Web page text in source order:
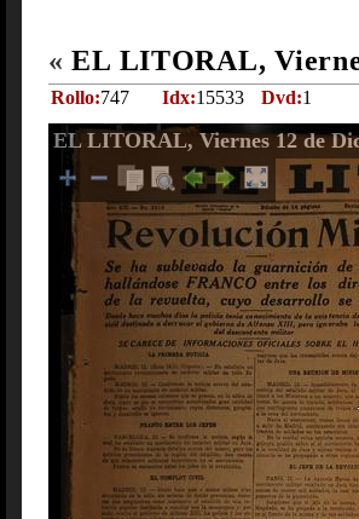
« EL LITORAL,
Rollo:747 Idx:15533 Dvd:1
EL LITORAL, Viernes 12 de